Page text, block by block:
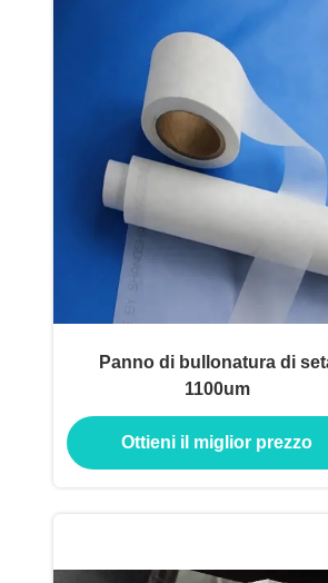
Panno di bullonatura di
1100um
Ottieni il miglior prezzo